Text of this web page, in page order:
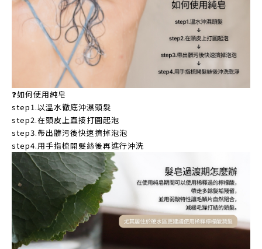
❓如何使用純皂
step1.以溫水徹底沖濕頭髮
step2.在頭皮上直接打圓起泡
step3.帶出髒污後快速擠掉泡泡
step4.用手指梳開髮絲後再進行沖洗